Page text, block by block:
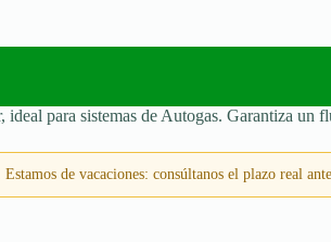
para sistemas de Autogas. Garantiza un
de vacaciones: consúltanos el plazo real